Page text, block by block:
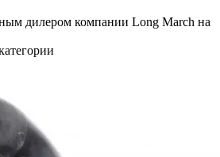
дилером компании Long March на